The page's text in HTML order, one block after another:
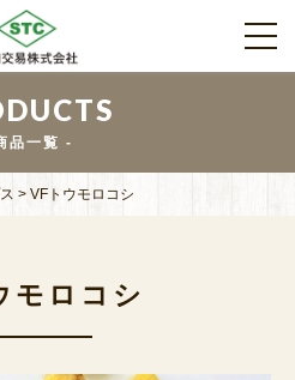
品一覧
> VFトウモロコシ
モロコシ